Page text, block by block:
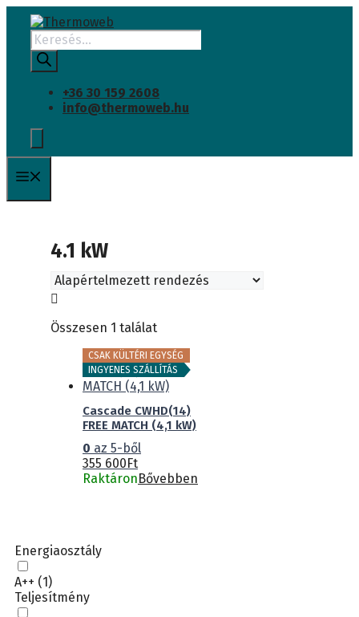
Kilépés
tartalomba
Products
search
+36 30 159 2608
info@thermoweb.hu
4.1 kW
Összesen 1 találat
CSAK KÜLTÉRI EGYSÉG
INGYENES SZÁLLÍTÁS
Cascade CWHD(14)
FREE MATCH (4,1 kW)
0 az 5-ből
355 600 Ft
Raktáron Bővebben
Energiaosztály
A++ (1)
Teljesítmény